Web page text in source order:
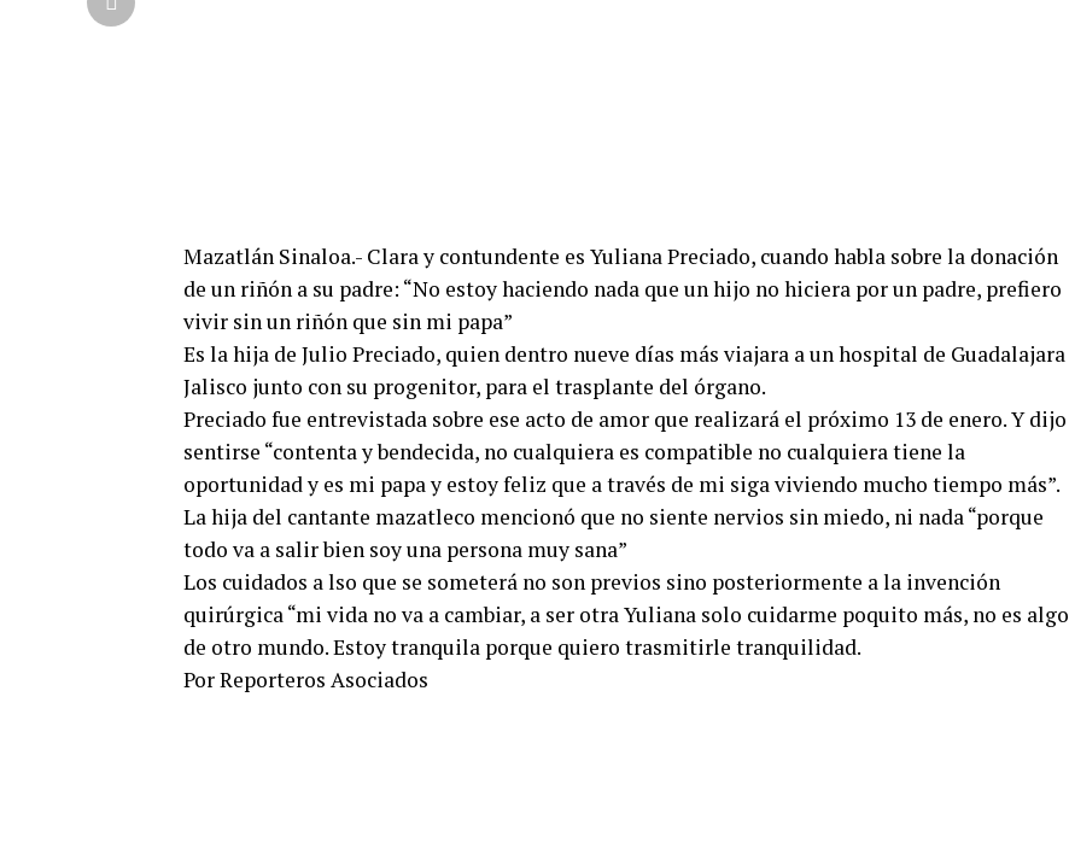
Mazatlán Sinaloa.- Clara y contundente es Yuliana Preciado, cuando habla sobre la donación
de un riñón a su padre: “No estoy haciendo nada que un hijo no hiciera por un padre, prefiero
vivir sin un riñón que sin mi papa”
Es la hija de Julio Preciado, quien dentro nueve días más viajara a un hospital de Guadalajara
Jalisco junto con su progenitor, para el trasplante del órgano.
Preciado fue entrevistada sobre ese acto de amor que realizará el próximo 13 de enero. Y dijo
sentirse “contenta y bendecida, no cualquiera es compatible no cualquiera tiene la
oportunidad y es mi papa y estoy feliz que a través de mi siga viviendo mucho tiempo más”.
La hija del cantante mazatleco mencionó que no siente nervios sin miedo, ni nada “porque
todo va a salir bien soy una persona muy sana”
Los cuidados a lso que se someterá no son previos sino posteriormente a la invención
quirúrgica “mi vida no va a cambiar, a ser otra Yuliana solo cuidarme poquito más, no es algo
de otro mundo. Estoy tranquila porque quiero trasmitirle tranquilidad.
Por Reporteros Asociados